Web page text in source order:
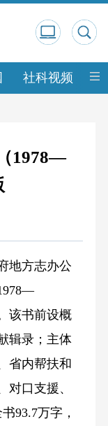
社科视频 中
1978—
地方志办公
该书前设概
辑录；主体
省内帮扶和
对口支援、
93.7万字，